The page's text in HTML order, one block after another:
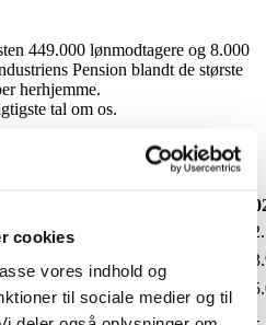
cookies
vores indhold og
til sociale medier og til
449.000 lønmodtagere og 8.000
Pension blandt de største
herhjemme.
tal om os.
201.531
47.760 49.878 52.228